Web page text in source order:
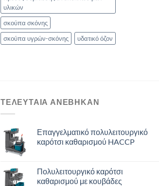
υλικών
σκούπα σκόνης
σκούπα υγρών-σκόνης
υδατικό όζον
ΤΕΛΕΥΤΑΙΑ ΑΝΈΒΗΚΑΝ
Επαγγελματικό πολυλειτουργικό
καρότσι καθαρισμού HACCP
Πολυλειτουργικό καρότσι
καθαρισμού με κουβάδες